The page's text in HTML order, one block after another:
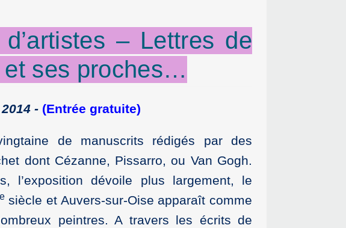
– Lettres de
et ses proches…
- (Entrée gratuite)
de manuscrits rédigés par des
dont Cézanne, Pissarro, ou Van Gogh.
l’exposition dévoile plus largement, le
esiècle et Auvers-sur-Oise apparaît comme
peintres. A travers les écrits de